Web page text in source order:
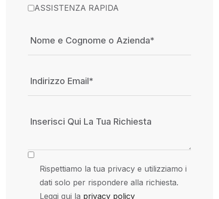
ASSISTENZA RAPIDA
Rispettiamo la tua privacy e utilizziamo i
dati solo per rispondere alla richiesta.
Leggi qui la privacy policy